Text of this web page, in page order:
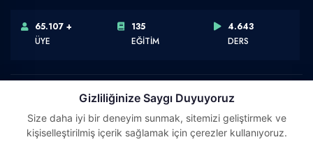
65.107 +
ÜYE
135
EĞİTİM
4.643
DERS
Telif Hakkı © 2026 Vidoport, Inc.
Software,Design & Development:Webimonline
Gizliliğinize Saygı Duyuyoruz
Size daha iyi bir deneyim sunmak, sitemizi geliştirmek ve
kişiselleştirilmiş içerik sağlamak için çerezler kullanıyoruz.